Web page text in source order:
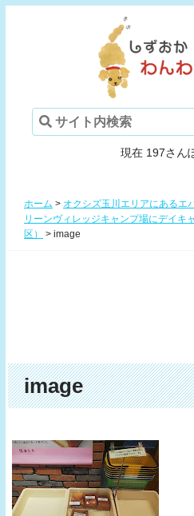
現在 197さん
ホーム > オクシズ玉川エリアにあるエ
リーンヴィレッジキャンプ場にデイキ
区）
> image
image